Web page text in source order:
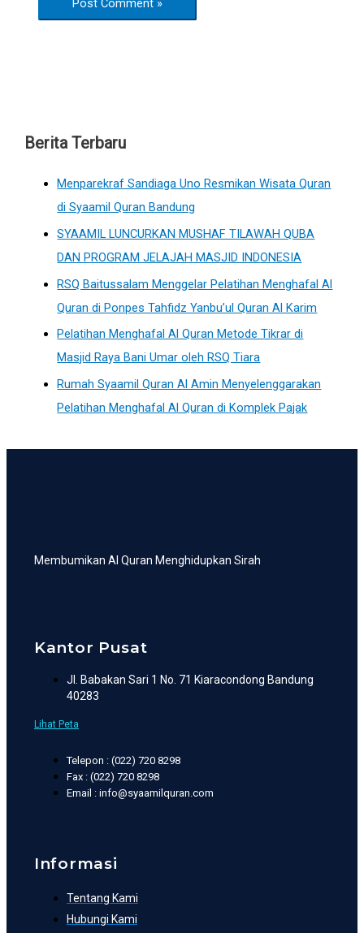
Berita Terbaru
Menparekraf Sandiaga Uno Resmikan Wisata Quran
di Syaamil Quran Bandung
SYAAMIL LUNCURKAN MUSHAF TILAWAH QUBA
DAN PROGRAM JELAJAH MASJID INDONESIA
RSQ Baitussalam Menggelar Pelatihan Menghafal Al
Quran di Ponpes Tahfidz Yanbu’ul Quran Al Karim
Pelatihan Menghafal Al Quran Metode Tikrar di
Masjid Raya Bani Umar oleh RSQ Tiara
Rumah Syaamil Quran Al Amin Menyelenggarakan
Pelatihan Menghafal Al Quran di Komplek Pajak
Membumikan Al Quran Menghidupkan Sirah
Kantor Pusat
Jl. Babakan Sari 1 No. 71 Kiaracondong Bandung
40283
Lihat Peta
Telepon : (022) 720 8298
Fax : (022) 720 8298
Email : info@syaamilquran.com
Informasi
Tentang Kami
Hubungi Kami